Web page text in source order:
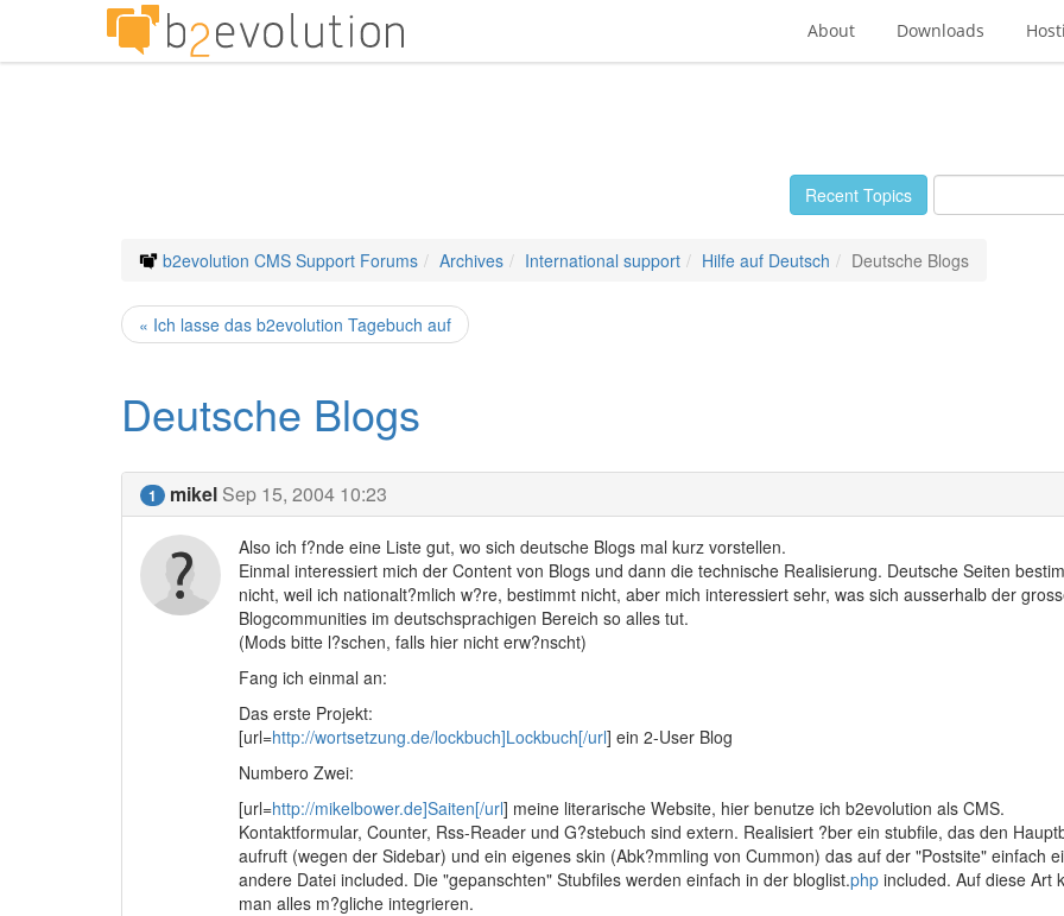
About Downloads
Recent Topics
b2evolution CMS Support Forums Archives International support Hilfe auf Deutsch Deutsche Blogs
« Ich lasse das b2evolution Tagebuch auf
Deutsche Blogs
1 mikel Sep 15, 2004 10:23
Also ich f?nde eine Liste gut, wo sich deutsche Blogs mal kurz vorstellen.
Einmal interessiert mich der Content von Blogs und dann die technische Realisierung. Deutsche Seiten
nicht, weil ich nationalt?mlich w?re, bestimmt nicht, aber mich interessiert sehr, was sich ausserhalb der
Blogcommunities im deutschsprachigen Bereich so alles tut.
(Mods bitte l?schen, falls hier nicht erw?nscht)
Fang ich einmal an:
Das erste Projekt:
[url=http://wortsetzung.de/lockbuch]Lockbuch[/url] ein 2-User Blog
Numbero Zwei:
[url=http://mikelbower.de]Saiten[/url] meine literarische Website, hier benutze ich b2evolution als CMS.
Kontaktformular, Counter, Rss-Reader und G?stebuch sind extern. Realisiert ?ber ein stubfile, das den
aufruft (wegen der Sidebar) und ein eigenes skin (Abk?mmling von Cummon) das auf der "Postsite" einfach
andere Datei included. Die "gepanschten" Stubfiles werden einfach in der bloglist.phpincluded. Auf diese Art
man alles m?gliche integrieren.